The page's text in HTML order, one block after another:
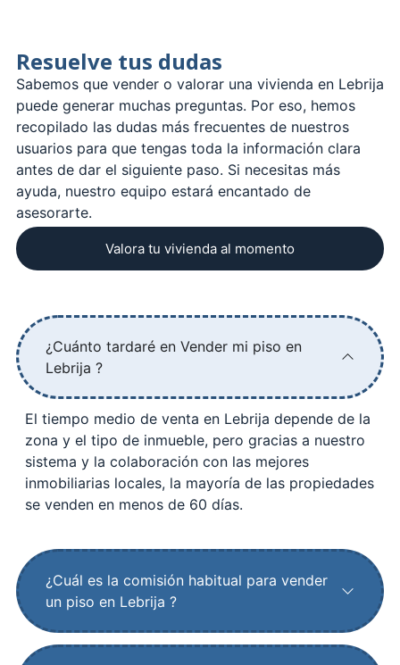
Resuelve tus dudas
Sabemos que vender o valorar una vivienda en Lebrija
puede generar muchas preguntas. Por eso, hemos
recopilado las dudas más frecuentes de nuestros
usuarios para que tengas toda la información clara
antes de dar el siguiente paso. Si necesitas más
ayuda, nuestro equipo estará encantado de
asesorarte.
Valora tu vivienda al momento
¿Cuánto tardaré en Vender mi piso en
Lebrija ?
El tiempo medio de venta en Lebrija depende de la
zona y el tipo de inmueble, pero gracias a nuestro
sistema y la colaboración con las mejores
inmobiliarias locales, la mayoría de las propiedades
se venden en menos de 60 días.
¿Cuál es la comisión habitual para vender
un piso en Lebrija ?